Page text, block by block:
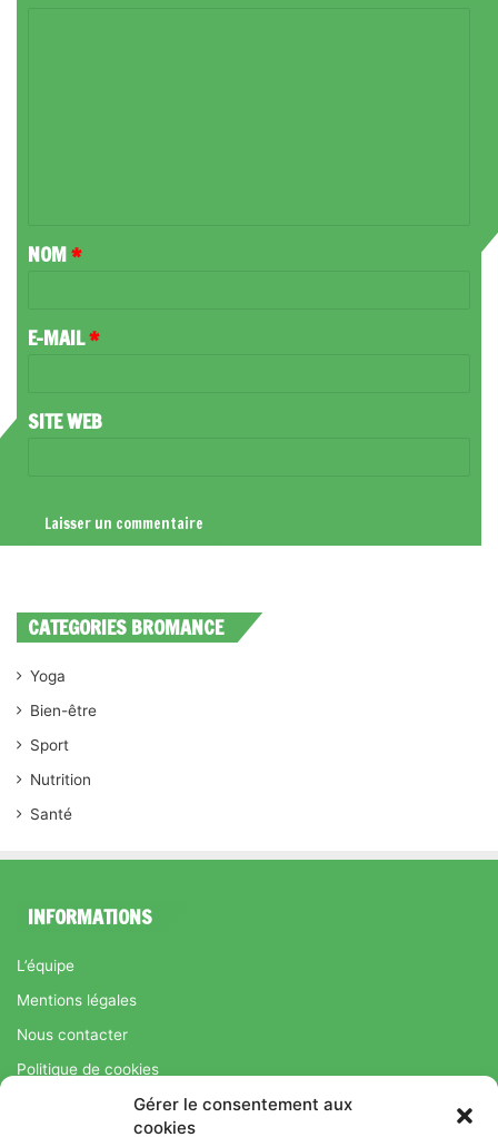
Gérer le consentement aux
cookies
A
R
NOM*
E-MAIL*
SITE WEB
CATEGORIES BROMANCE
Yoga
Bien-être
Sport
Nutrition
Santé
INFORMATIONS
L’équipe
Mentions légales
Nous contacter
Politique de cookies
Régime Savoir Maigrir.fr : La méthode Jean-Michel Cohen pour
une perte de poids durable